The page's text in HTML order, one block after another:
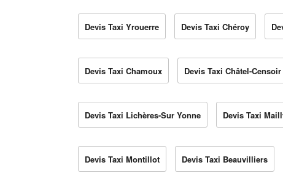
Devis Taxi Yrouerre Devis Taxi Chéroy
Devis Taxi Chamoux Devis Taxi Châtel-Censoir
Devis Taxi Lichères-Sur Yonne Devis Taxi
Devis Taxi Montillot Devis Taxi Beauvilliers